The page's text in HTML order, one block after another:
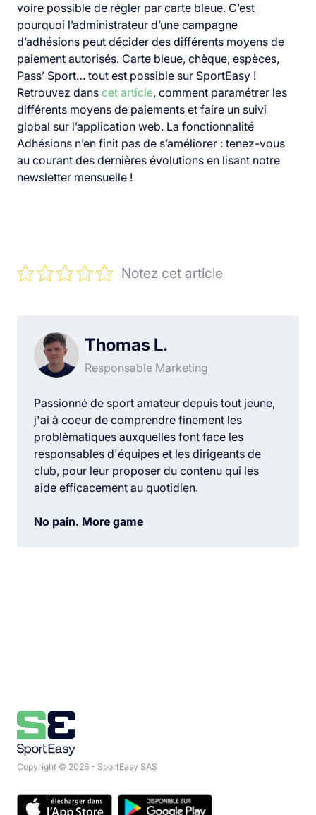
voire possible de régler par carte bleue. C’est
pourquoi l’administrateur d’une campagne
d’adhésions peut décider des différents moyens de
paiement autorisés. Carte bleue, chèque, espèces,
Pass’ Sport… tout est possible sur SportEasy !
Retrouvez dans cet article, comment paramétrer les
différents moyens de paiements et faire un suivi
global sur l’application web. La fonctionnalité
Adhésions n’en finit pas de s’améliorer : tenez-vous
au courant des dernières évolutions en lisant notre
newsletter mensuelle !
Notez cet article
Thomas L.
Responsable Marketing
Passionné de sport amateur depuis tout jeune,
j'ai à coeur de comprendre finement les
problèmatiques auxquelles font face les
responsables d'équipes et les dirigeants de
club, pour leur proposer du contenu qui les
aide efficacement au quotidien.
No pain. More game
Copyright © 2026 - SportEasy SAS